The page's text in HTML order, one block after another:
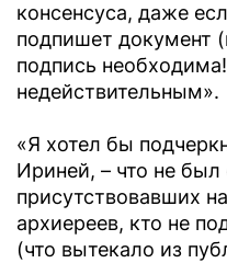
консенсуса, даже
подпишет документ
подпись
недействительным».
«Я хотел бы
Ириней, – что не
присутствовавших
архиереев, кто не
(что вытекало из